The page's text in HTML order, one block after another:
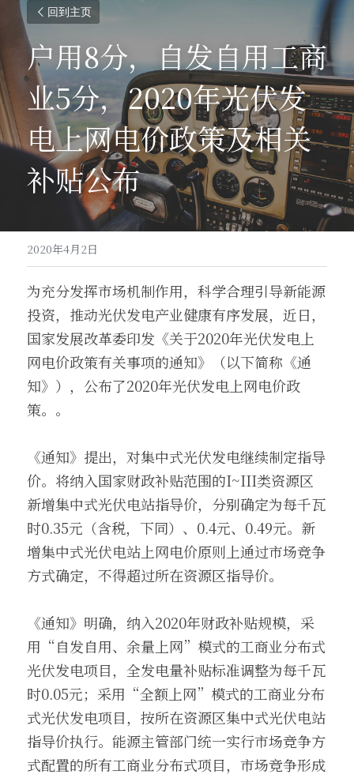
回到主页
户用8分，自发自用工商
业5分，2020年光伏发
电上网电价政策及相关
补贴公布
2020年4月2日
为充分发挥市场机制作用，科学合理引导新能源
投资，推动光伏发电产业健康有序发展，近日，
国家发展改革委印发《关于2020年光伏发电上
网电价政策有关事项的通知》（以下简称《通
知》），公布了2020年光伏发电上网电价政
策。。
《通知》提出，对集中式光伏发电继续制定指导
价。将纳入国家财政补贴范围的I~III类资源区
新增集中式光伏电站指导价，分别确定为每千瓦
时0.35元（含税，下同）、0.4元、0.49元。新
增集中式光伏电站上网电价原则上通过市场竞争
方式确定，不得超过所在资源区指导价。
《通知》明确，纳入2020年财政补贴规模，采
用“自发自用、余量上网”模式的工商业分布式
光伏发电项目，全发电量补贴标准调整为每千瓦
时0.05元；采用“全额上网”模式的工商业分布
式光伏发电项目，按所在资源区集中式光伏电站
指导价执行。能源主管部门统一实行市场竞争方
式配置的所有工商业分布式项目，市场竞争形成